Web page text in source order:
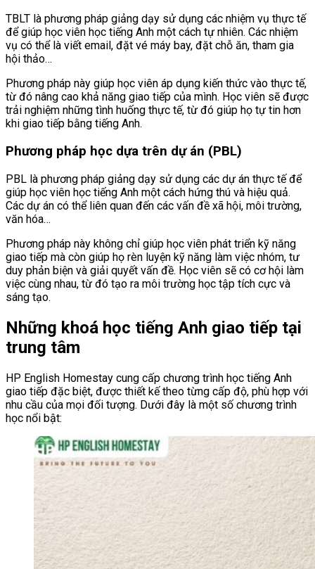
TBLT là phương pháp giảng dạy sử dụng các nhiệm vụ thực tế
để giúp học viên học tiếng Anh một cách tự nhiên. Các nhiệm
vụ có thể là viết email, đặt vé máy bay, đặt chỗ ăn, tham gia
hội thảo…
Phương pháp này giúp học viên áp dụng kiến thức vào thực tế,
từ đó nâng cao khả năng giao tiếp của mình. Học viên sẽ được
trải nghiệm những tình huống thực tế, từ đó giúp họ tự tin hơn
khi giao tiếp bằng tiếng Anh.
Phương pháp học dựa trên dự án (PBL)
PBL là phương pháp giảng dạy sử dụng các dự án thực tế để
giúp học viên học tiếng Anh một cách hứng thú và hiệu quả.
Các dự án có thể liên quan đến các vấn đề xã hội, môi trường,
văn hóa…
Phương pháp này không chỉ giúp học viên phát triển kỹ năng
giao tiếp mà còn giúp họ rèn luyện kỹ năng làm việc nhóm, tư
duy phản biện và giải quyết vấn đề. Học viên sẽ có cơ hội làm
việc cùng nhau, từ đó tạo ra môi trường học tập tích cực và
sáng tạo.
Những khoá học tiếng Anh giao tiếp tại
trung tâm
HP English Homestay cung cấp chương trình học tiếng Anh
giao tiếp đặc biệt, được thiết kế theo từng cấp độ, phù hợp với
nhu cầu của mọi đối tượng. Dưới đây là một số chương trình
học nổi bật: